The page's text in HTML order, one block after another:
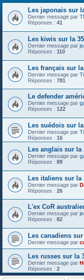
Les japonais sur
Dernier message par
Réponses : 41
Les kiwis sur la
Dernier message par
Réponses : 110
Les français sur
Dernier message par
Réponses : 781
Le defender
Dernier message par
Réponses : 122
Les suédois sur
Dernier message par
Réponses : 16
Les anglais sur la
Dernier message par
Réponses : 89
Les italiens sur la
Dernier message par
Réponses : 26
L'ex CoR
Dernier message par
Réponses : 82
Les canadiens
Dernier message par
Les russes sur la
Dernier message par
Réponses : 2